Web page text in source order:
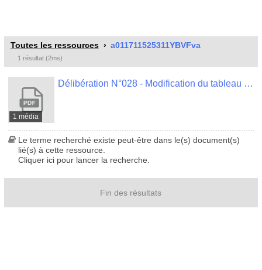
Toutes les ressources a011711525311YBVFva
1 résultat (2ms)
1 média
Délibération N°028 - Modification du tableau des emplois
Le terme recherché existe peut-être dans le(s) document(s)
lié(s) à cette ressource.
Cliquer ici pour lancer la recherche.
Fin des résultats